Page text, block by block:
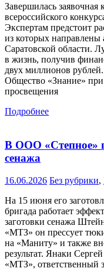
Завершилась заявочная
всероссийского
Экспертам предстоит
из которых
Саратовской области.
в жизнь, получив
двух миллионов
Общество «Знание»
просвещения
Подробнее
В ООО «Степное»
сенажа
16.06.2026 Без рубрики,
На 15 июня его
бригада работает
заготовки сенажа
«МТЗ» он прессует
на «Маниту» и также
результат. Янаки
«МТЗ», ответственный